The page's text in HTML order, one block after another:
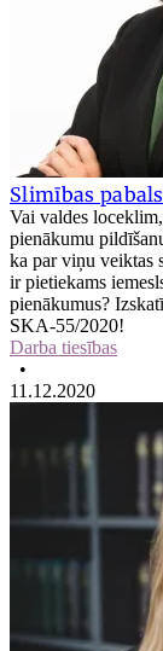
Slimības
Vai valdes
pienākumu
ka par viņu veiktas
ir pietiekams
pienākumus?
SKA-55/2020!
Darba tiesības
•
11.12.2020